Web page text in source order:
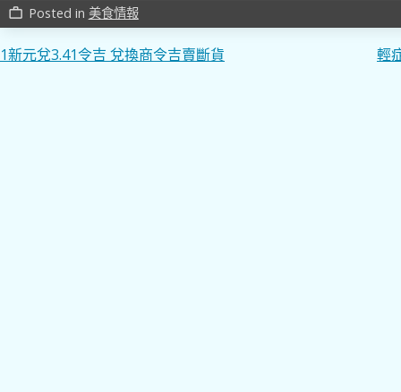
work_outline Posted in 美食情報
文
1新元兌3.41令吉 兌換商令吉賣斷貨 輕